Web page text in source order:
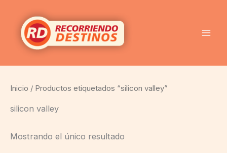
contenido
Inicio / Productos etiquetados “silicon valley”
silicon valley
Mostrando el único resultado